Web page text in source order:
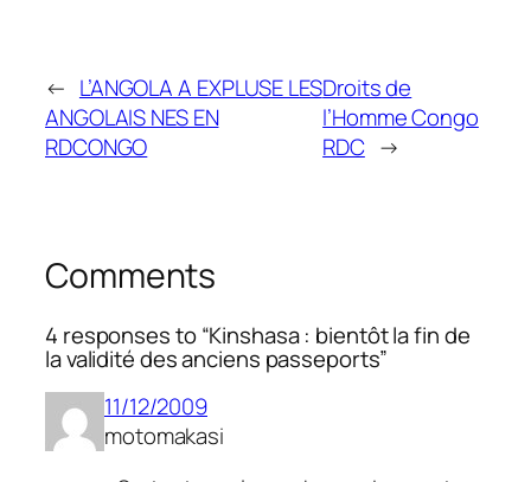
← L’ANGOLA A EXPLUSE LES
ANGOLAIS NES EN
RDCONGO
Droits de
l’Homme Congo
RDC →
Comments
4 responses to “Kinshasa : bientôt la fin de
la validité des anciens passeports”
11/12/2009
motomakasi